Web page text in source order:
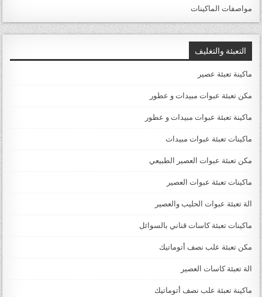
مواصفات الماكينات
التعبئة والتغليف
ماكينة تعبئة عصير
مكن تعبئة عبوات مبيدات و عطور
ماكينة تعبئة عبوات مبيدات و عطور
ماكينات تعبئة عبوات مبيدات
مكن تعبئة عبوات العصير الطبيعي
ماكينات تعبئة عبوات العصير
الة تعبئة عبوات الحليب والعصير
ماكينات تعبئة كاسات قناني بالسوائل
مكن تعبئة علب نصف أتوماتيك
الة تعبئة كاسات العصير
ماكينة تعبئة علب نصف أتوماتيك